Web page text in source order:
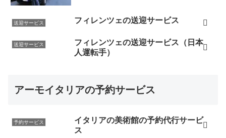
らもよろしくお願いいたします。（2017年11月）
この度は大変お世話になりました。ウフィツィ美術館と
最後の晩餐の予約をお願いしていたのですが、丁寧な対
応とアドバイスのお陰で、旅行当日は列に並ぶことなく
です。また機会がございましたら利用させていただきま
フィレンツェに3日滞在し、昨日ロンドンに戻りました。
この季節にも関わらず、フィレンツェの人の多さには驚
送迎サービス フィレンツェの送迎サービス
送迎サービス
フィレンツェの送迎サービス（日本
人運転手）
アーモイタリアの予約サービス
予約サービス
イタリアの美術館の予約代行サービ
ス